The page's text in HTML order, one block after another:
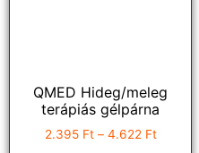
QMED Hideg/meleg
terápiás gélpárna
2.395 Ft – 4.622 Ft